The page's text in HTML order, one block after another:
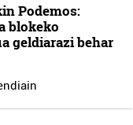
Podemos:
blokeko
geldiarazi behar